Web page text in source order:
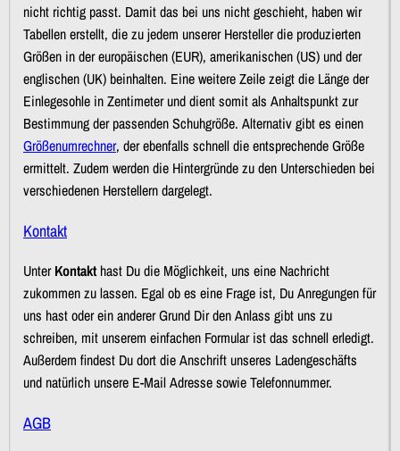
nicht richtig passt. Damit das bei uns nicht geschieht, haben wir
Tabellen erstellt, die zu jedem unserer Hersteller die produzierten
Größen in der europäischen (EUR), amerikanischen (US) und der
englischen (UK) beinhalten. Eine weitere Zeile zeigt die Länge der
Einlegesohle in Zentimeter und dient somit als Anhaltspunkt zur
Bestimmung der passenden Schuhgröße. Alternativ gibt es einen
Größenumrechner, der ebenfalls schnell die entsprechende Größe
ermittelt. Zudem werden die Hintergründe zu den Unterschieden bei
verschiedenen Herstellern dargelegt.
Kontakt
UnterKontakthast Du die Möglichkeit, uns eine Nachricht
zukommen zu lassen. Egal ob es eine Frage ist, Du Anregungen für
uns hast oder ein anderer Grund Dir den Anlass gibt uns zu
schreiben, mit unserem einfachen Formular ist das schnell erledigt.
Außerdem findest Du dort die Anschrift unseres Ladengeschäfts
und natürlich unsere E-Mail Adresse sowie Telefonnummer.
AGB